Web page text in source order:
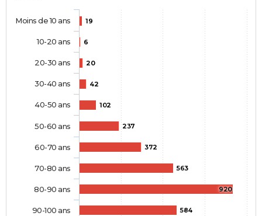
19
6
20
42
102
237
372
563
920
584
Moins de 10 ans
10-20 ans
20-30 ans
30-40 ans
40-50 ans
50-60 ans
60-70 ans
70-80 ans
80-90 ans
90-100 ans